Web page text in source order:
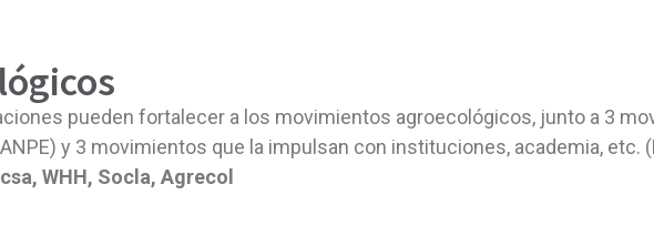
pueden fortalecer a los movimientos agroecológicos, junto a 3
y 3 movimientos que la impulsan con instituciones, academia, etc.
WHH, Socla, Agrecol